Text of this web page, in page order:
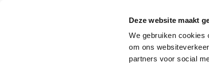
Deze website maakt
We gebruiken cookies
om ons
partners voor social